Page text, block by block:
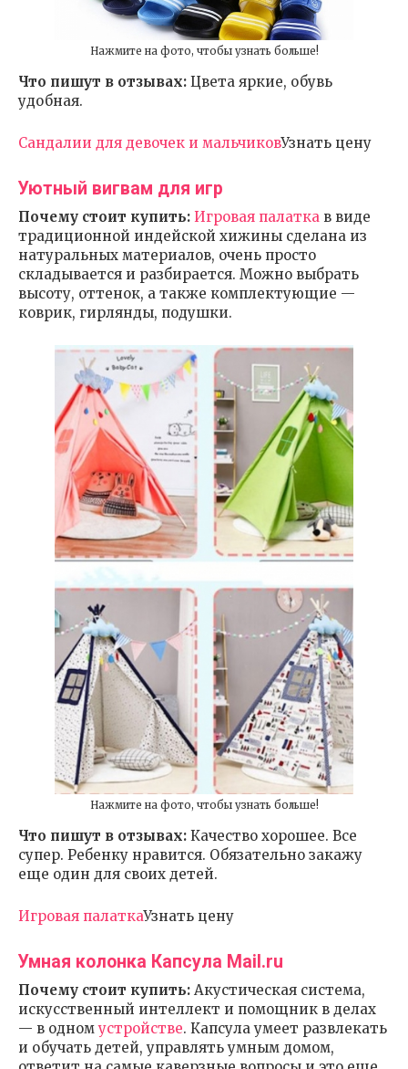
Нажмите на фото, чтобы узнать больше!
Что пишут в отзывах: Цвета яркие, обувь
удобная.
Сандалии для девочек и мальчиковУзнать цену
Уютный вигвам для игр
Почему стоит купить: Игровая палатка в виде
традиционной индейской хижины сделана из
натуральных материалов, очень просто
складывается и разбирается. Можно выбрать
высоту, оттенок, а также комплектующие —
коврик, гирлянды, подушки.
Нажмите на фото, чтобы узнать больше!
Что пишут в отзывах: Качество хорошее. Все
супер. Ребенку нравится. Обязательно закажу
еще один для своих детей.
Игровая палаткаУзнать цену
Умная колонка Капсула Mail.ru
Почему стоит купить: Акустическая система,
искусственный интеллект и помощник в делах
— в одномустройстве. Капсула умеет развлекать
и обучать детей, управлять умным домом,